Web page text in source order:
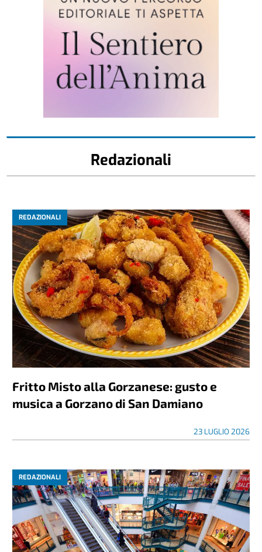
Redazionali
REDAZIONALI
Fritto Misto alla Gorzanese: gusto e
musica a Gorzano di San Damiano
23 LUGLIO 2026
REDAZIONALI